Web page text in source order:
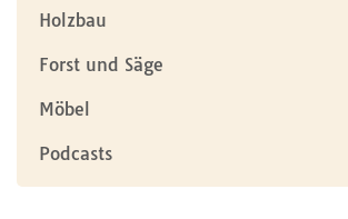
Holzbau
Forst und Säge
Möbel
Podcasts